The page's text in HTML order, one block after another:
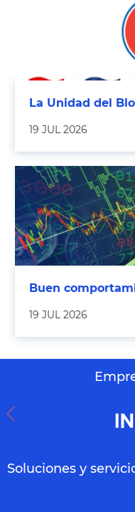
La Unidad del
19 JUL 2026
Buen
19 JUL 2026
Soluciones y